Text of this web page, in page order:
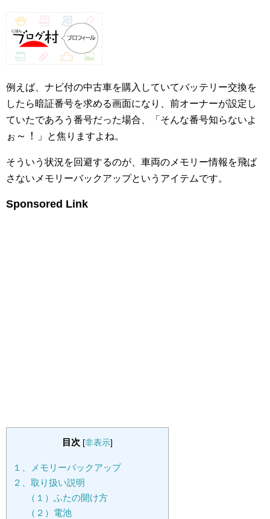
例えば、ナビ付の中古車を購入していてバッテリー交換を
したら暗証番号を求める画面になり、前オーナーが設定し
ていたであろう番号だった場合、「そんな番号知らないよ
ぉ ～！ 」と焦りますよね。
そういう状況を回避するのが、車両のメモリー情報を飛ば
さないメモリーバックアップというアイテムです。
Sponsored Link
目次 [非表示]
１、メモリーバックアップ
２、取り扱い説明
（１）ふたの開け方
（２）電池